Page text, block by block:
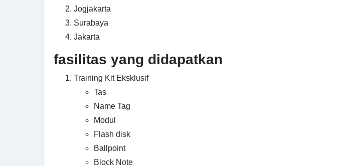
Jogjakarta
Surabaya
Jakarta
fasilitas yang didapatkan
Training Kit Eksklusif
Tas
Name Tag
Modul
Flash disk
Ballpoint
Block Note